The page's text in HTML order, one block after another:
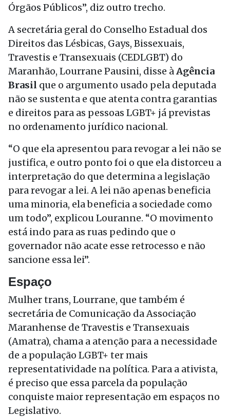
Órgãos Públicos”, diz outro trecho.
A secretária geral do Conselho Estadual dos
Direitos das Lésbicas, Gays, Bissexuais,
Travestis e Transexuais (CEDLGBT) do
Maranhão, Lourrane Pausini, disse àAgência
Brasil que o argumento usado pela deputada
não se sustenta e que atenta contra garantias
e direitos para as pessoas LGBT+ já previstas
no ordenamento jurídico nacional.
“O que ela apresentou para revogar a lei não se
justifica, e outro ponto foi o que ela distorceu a
interpretação do que determina a legislação
para revogar a lei. A lei não apenas beneficia
uma minoria, ela beneficia a sociedade como
um todo”, explicou Louranne. “O movimento
está indo para as ruas pedindo que o
governador não acate esse retrocesso e não
sancione essa lei”.
Espaço
Mulher trans, Lourrane, que também é
secretária de Comunicação da Associação
Maranhense de Travestis e Transexuais
(Amatra), chama a atenção para a necessidade
de a população LGBT+ ter mais
representatividade na política. Para a ativista,
é preciso que essa parcela da população
conquiste maior representação em espaços no
Legislativo.